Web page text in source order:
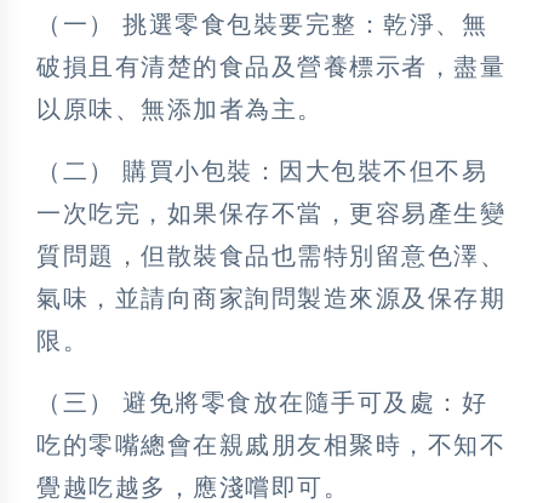
（一） 挑選零食包裝要完整：乾淨、無
破損且有清楚的食品及營養標示者，盡量
以原味、無添加者為主。
（二） 購買小包裝：因大包裝不但不易
一次吃完，如果保存不當，更容易產生變
質問題，但散裝食品也需特別留意色澤、
氣味，並請向商家詢問製造來源及保存期
限。
（三） 避免將零食放在隨手可及處：好
吃的零嘴總會在親戚朋友相聚時，不知不
覺越吃越多，應淺嚐即可。